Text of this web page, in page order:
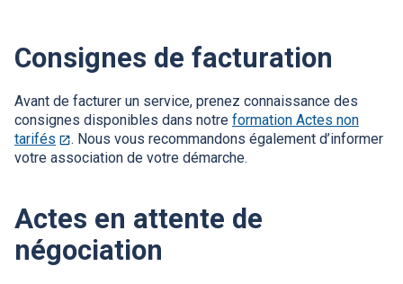
Consignes de facturation
Avant de facturer un service, prenez connaissance des
consignes disponibles dans notre formation Actes non
tarifés
Ce
lien
une
nouvelle
fenêtre.
. Nous vous recommandons également d’informer
votre association de votre démarche.
Actes en attente de
négociation